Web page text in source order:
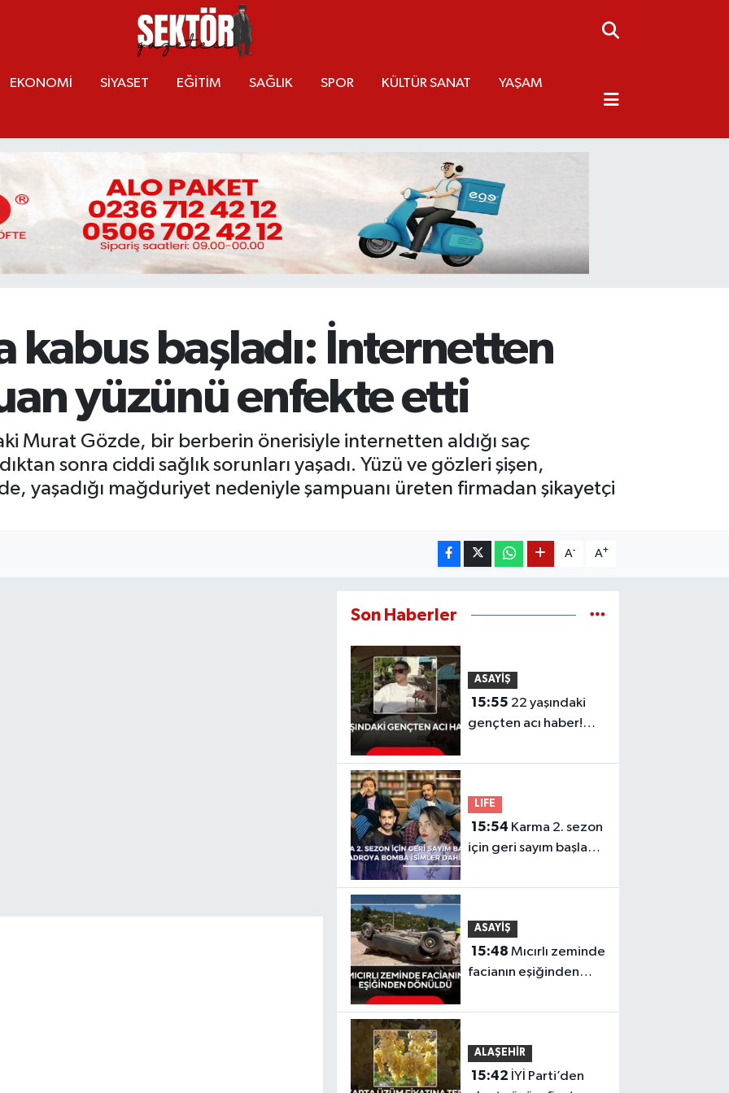
EKONOMİ SİYASET EĞİTİM SAĞLIK SPOR KÜLTÜR SANAT YAŞAM
kabus başladı: İnternetten
yüzünü enfekte etti
Murat Gözde, bir berberin önerisiyle internetten aldığı saç
sonra ciddi sağlık sorunları yaşadı. Yüzü ve gözleri şişen,
yaşadığı mağduriyet nedeniyle şampuanı üreten firmadan şikayetçi
A- A+
Son Haberler
ASAYİŞ
15:55
gençten acı haber!
sonu oldu
LIFE
15:54
için geri sayım başladı!
isimler dahil oldu
ASAYİŞ
15:48 Mıcırlı zeminde
facianın eşiğinden
ALAŞEHİR
15:42